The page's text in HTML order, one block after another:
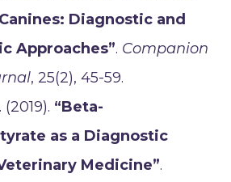
Diagnostic and
Approaches”. Companion
, 25(2), 45-59.
“Beta-
as a Diagnostic
Medicine”.